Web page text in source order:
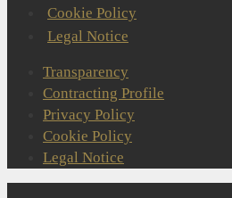
Cookie Policy
Legal Notice
Transparency
Contracting Profile
Privacy Policy
Cookie Policy
Legal Notice